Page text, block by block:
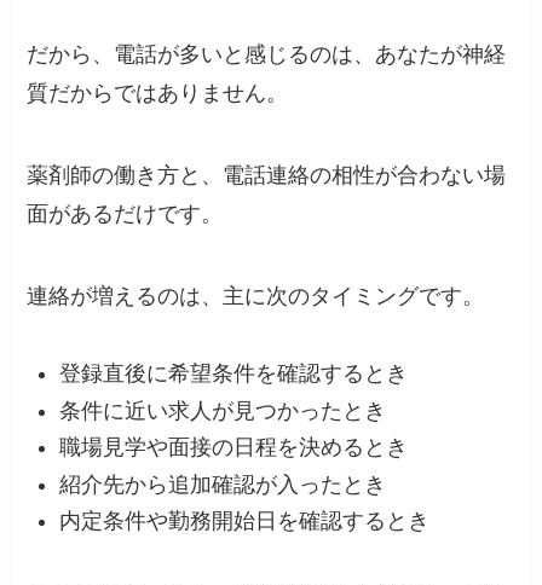
だから、電話が多いと感じるのは、あなたが神経
質だからではありません。
薬剤師の働き方と、電話連絡の相性が合わない場
面があるだけです。
連絡が増えるのは、主に次のタイミングです。
登録直後に希望条件を確認するとき
条件に近い求人が見つかったとき
職場見学や面接の日程を決めるとき
紹介先から追加確認が入ったとき
内定条件や勤務開始日を確認するとき